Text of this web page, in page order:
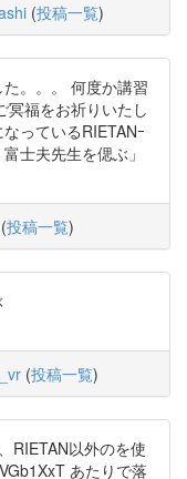
(投稿一覧)
。。。 何度か講習
冥福をお祈りいたし
っているRIETANｰ
士夫先生を偲ぶ」
(投稿一覧)
(投稿一覧)
RIETAN以外のを使
あたりで落